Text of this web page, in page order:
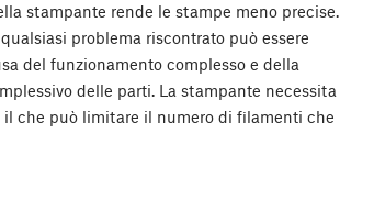
stampante rende le stampe meno precise.
problema riscontrato può essere
del funzionamento complesso e della
delle parti. La stampante necessita
il che può limitare il numero di filamenti che